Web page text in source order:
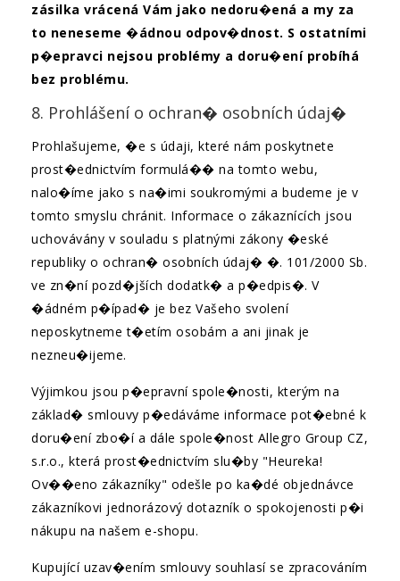
zásilka vrácená Vám jako nedoru�ená a my za
to neneseme �ádnou odpov�dnost. S ostatními
p�epravci nejsou problémy a doru�ení probíhá
bez problému.
8. Prohlášení o ochran� osobních údaj�
Prohlašujeme, �e s údaji, které nám poskytnete
prost�ednictvím formulá�� na tomto webu,
nalo�íme jako s na�imi soukromými a budeme je v
tomto smyslu chránit. Informace o zákaznících jsou
uchovávány v souladu s platnými zákony �eské
republiky o ochran� osobních údaj� �. 101/2000 Sb.
ve zn�ní pozd�jších dodatk� a p�edpis�. V
�ádném p�ípad� je bez Vašeho svolení
neposkytneme t�etím osobám a ani jinak je
nezneu�ijeme.
Výjimkou jsou p�epravní spole�nosti, kterým na
základ� smlouvy p�edáváme informace pot�ebné k
doru�ení zbo�í a dále spole�nost Allegro Group CZ,
s.r.o., která prost�ednictvím slu�by "Heureka!
Ov��eno zákazníky" odešle po ka�dé objednávce
zákazníkovi jednorázový dotazník o spokojenosti p�i
nákupu na našem e-shopu.
Kupující uzav�ením smlouvy souhlasí se zpracováním